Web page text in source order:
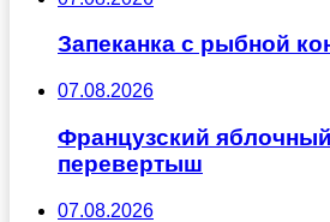
Запеканка с рыбной
07.08.2026
Французский
перевертыш
07.08.2026